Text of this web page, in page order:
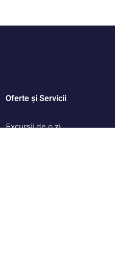
Oferte și Servicii
Excursii de o zi